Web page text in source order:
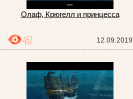
Олаф, Крюгелл и принцесса
12.09.2019
457